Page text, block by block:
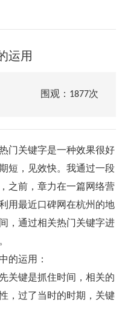
运用
围观：1877次
门关键字是一种效果很好
短，见效快。我通过一段
之前，章力在一篇网络营
用最近口碑网在杭州的地
，通过相关热门关键字进
运用：
键是抓住时间，相关的
，过了当时的时期，关键